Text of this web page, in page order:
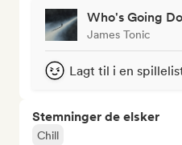
Who's Going
James Tonic
Lagt til i en
Stemninger de elsker
Chill